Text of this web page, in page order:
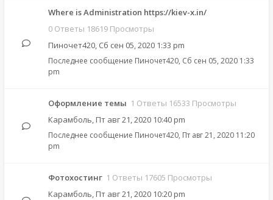
Where is Administration https://kiev-x.in/
0 Ответы 18619 Просмотры
Пиночет420, Сб сен 05, 2020 1:33 pm
Последнее сообщение Пиночет420, Сб сен 05, 2020 1:33
pm
Оформление темы 1 Ответы 16533 Просмотры
Карамболь, Пт авг 21, 2020 10:40 pm
Последнее сообщение Пиночет420, Пт авг 21, 2020 11:20
pm
Фотохостинг 1 Ответы 17605 Просмотры
Карамболь, Пт авг 21, 2020 10:20 pm